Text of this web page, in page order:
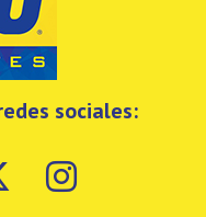
sociales: